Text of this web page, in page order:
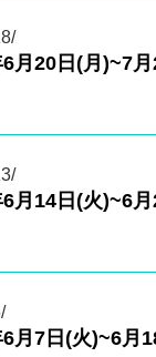
月20日(月)~7
月14日(火)~6
月7日(火)~6月